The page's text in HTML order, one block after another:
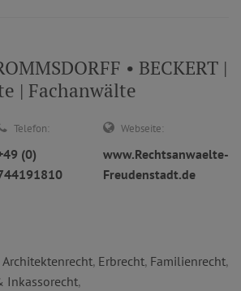
• BECKERT |
| Fachanwälte
Telefon:
(0)
Webseite:
www.Rechtsanwaelte-
Freudenstadt.de
, Erbrecht, Familienrecht,
Inkassorecht,